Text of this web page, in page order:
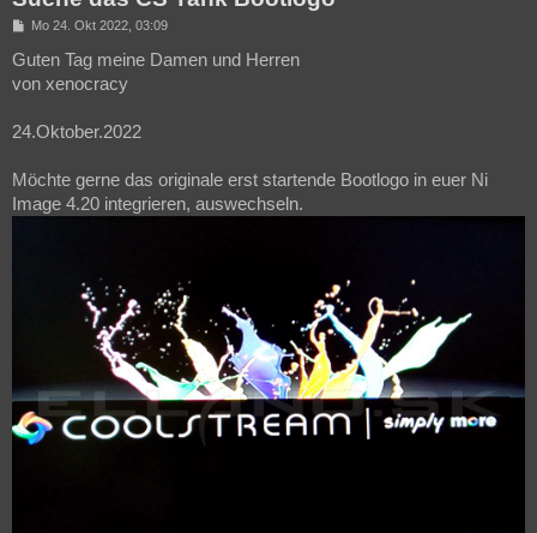
B
i
r
Mo 24. Okt 2022, 03:09
Guten Tag meine Damen und Herren
von xenocracy
24.Oktober.2022
Möchte gerne das originale erst startende Bootlogo in euer Ni
Image 4.20 integrieren, auswechseln.